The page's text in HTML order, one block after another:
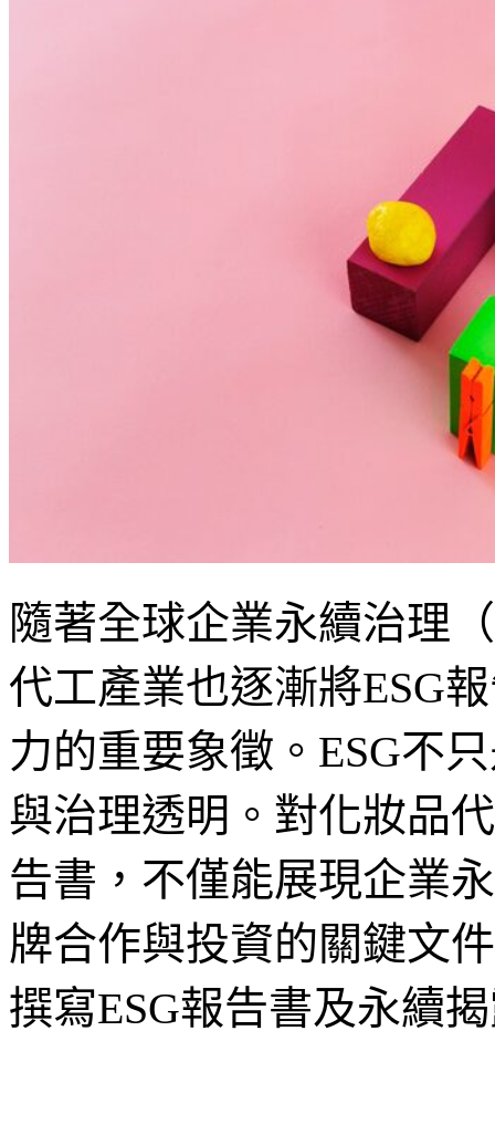
隨著全球企業永續治理
代工產業也逐漸將ESG
力的重要象徵。ESG不
與治理透明。對化妝品
告書，不僅能展現企業
牌合作與投資的關鍵文
撰寫ESG報告書及永續